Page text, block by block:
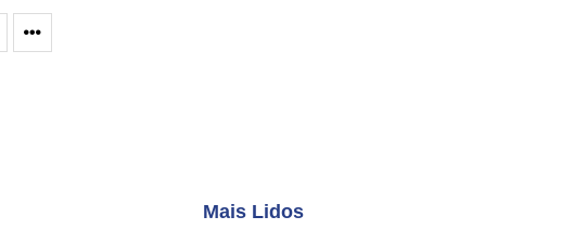
Mais Lidos